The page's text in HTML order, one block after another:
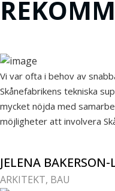
Vi var ofta i behov av
Skånefabrikens tekniska
mycket nöjda med
möjligheter att involvera
JELENA BAKERSON-
ARKITEKT, BAU